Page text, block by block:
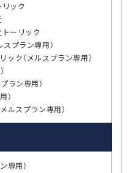
ック
ーリック
プラン専用）
ク（メルスプラン専用）
ラン専用）
）
ルスプラン専用）
専用）